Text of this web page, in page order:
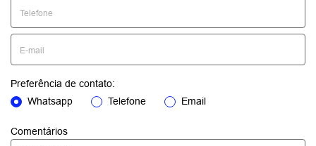
Preferência de contato:
Whatsapp
Telefone Email
Comentários